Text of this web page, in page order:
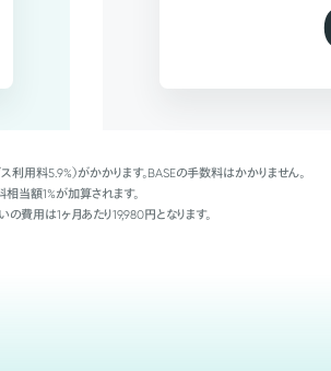
用料5.9%）がかかります。BASEの手数料はかかりません。
当額1%が加算されます。
費用は1ヶ月あたり19,980円となります。